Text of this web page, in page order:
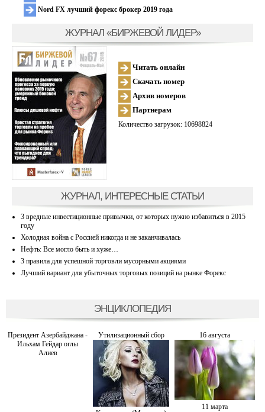
Nord FX лучший форекс брокер 2019 года
ЖУРНАЛ «БИРЖЕВОЙ ЛИДЕР»
Читать онлайн
Скачать номер
Архив номеров
Партнерам
Количество загрузок: 10698824
ЖУРНАЛ, ИНТЕРЕСНЫЕ СТАТЬИ
3 вредные инвестиционные привычки, от которых нужно избавиться в 2015
году
Холодная война с Россией никогда и не заканчивалась
Нефть: Все могло быть и хуже…
3 правила для успешной торговли мусорными акциями
Лучший вариант для убыточных торговых позиций на рынке Форекс
ЭНЦИКЛОПЕДИЯ
Президент Азербайджана -
Ильхам Гейдар оглы
Алиев
Утилизационный сбор 16 августа
11 марта